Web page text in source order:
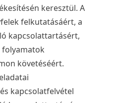
keresztül. A
felkutatásáért, a
kapcsolattartásért,
folyamatok
követéséért.
kapcsolatfelvétel